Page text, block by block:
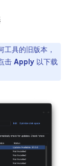
工具的旧版本，
击 Apply 以下载